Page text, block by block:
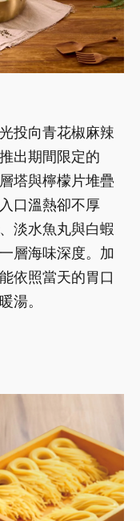
投向青花椒麻辣
出期間限定的
塔與檸檬片堆疊
口溫熱卻不厚
淡水魚丸與白蝦
層海味深度。加
依照當天的胃口
湯。